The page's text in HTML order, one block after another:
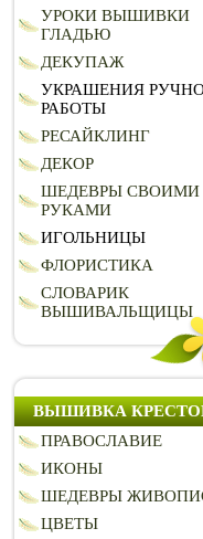
УРОКИ ВЫШИВКИ
ГЛАДЬЮ
ДЕКУПАЖ
УКРАШЕНИЯ
РАБОТЫ
РЕСАЙКЛИНГ
ДЕКОР
ШЕДЕВРЫ СВОИМИ
РУКАМИ
ИГОЛЬНИЦЫ
ФЛОРИСТИКА
СЛОВАРИК
ВЫШИВАЛЬЩИЦЫ
ВЫШИВКА
ПРАВОСЛАВИЕ
ИКОНЫ
ШЕДЕВРЫ
ЦВЕТЫ